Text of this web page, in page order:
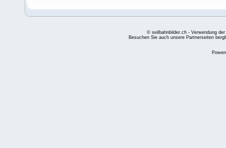
© seilbahnbilder.ch - Verwendung
Besuchen Sie auch unsere Partnerseiten